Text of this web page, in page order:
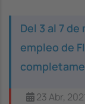
Del 3 al 7
empleo de
23 Abr,